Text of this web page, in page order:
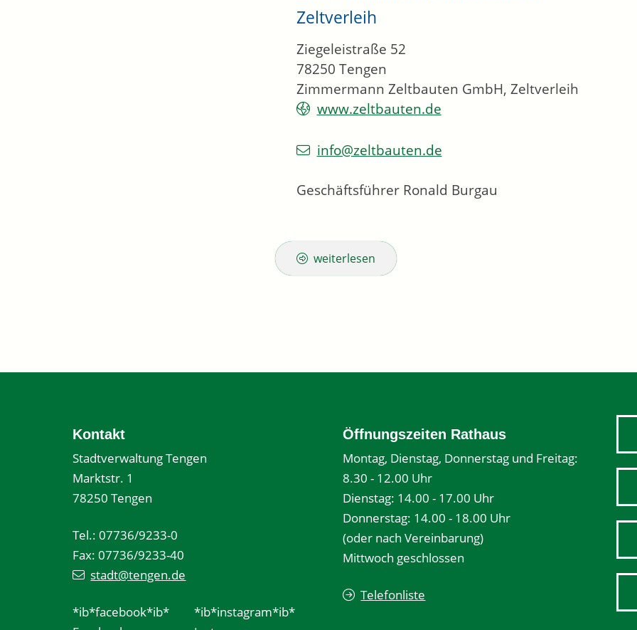
Zeltverleih
Zimmermann Zeltbauten GmbH, Zeltverleih
Ziegeleistraße 52
78250 Tengen
www.zeltbauten.de
info@zeltbauten.de
Geschäftsführer Ronald Burgau
weiterlesen
Kontakt
Stadtverwaltung Tengen
Marktstr. 1
78250 Tengen
Tel.: 07736/9233-0
Fax: 07736/9233-40
stadt@tengen.de
*ib*facebook*ib*
*ib*instagram*ib*
Öffnungszeiten Rathaus
Montag, Dienstag, Donnerstag und Freitag:
8.30 - 12.00 Uhr
Dienstag: 14.00 - 17.00 Uhr
Donnerstag: 14.00 - 18.00 Uhr
(oder nach Vereinbarung)
Mittwoch geschlossen
Telefonliste